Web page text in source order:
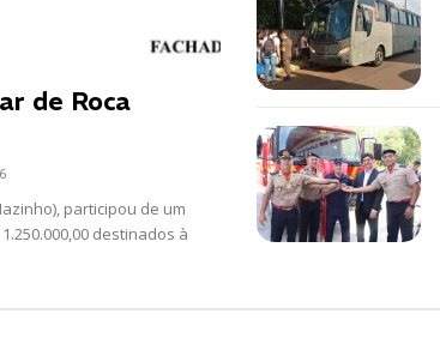
de Roca
participou de um
destinados à